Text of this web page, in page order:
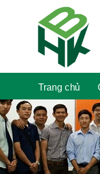
Trang chủ